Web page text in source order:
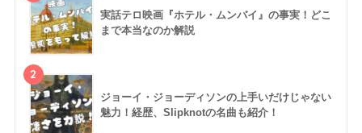
実話テロ映画『ホテル・ムンバイ』の事実！どこ
まで本当なのか解説
2
ジョーイ・ジョーディソンの上手いだけじゃない
魅力！経歴、Slipknotの名曲も紹介！